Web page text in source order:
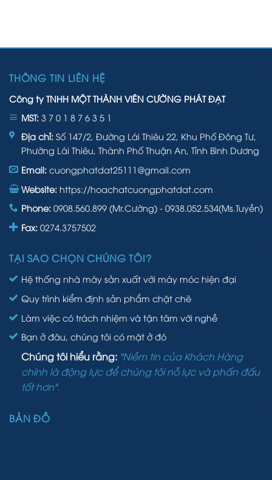
THÔNG TIN LIÊN HỆ
Công ty TNHH MỘT THÀNH VIÊN CƯỜNG PHÁT ĐẠT
MST: 3 7 0 1 8 7 6 3 5 1
Địa chỉ: Số 147/2, Đường Lái Thiêu 22, Khu Phố Đông Tư,
Phường Lái Thiêu, Thành Phố Thuận An, Tỉnh Bình Dương
Email: cuongphatdat25111@gmail.com
Website: https://hoachatcuongphatdat.com
Phone: 0908.560.899 (Mr.Cường) - 0938.052.534(Ms.Tuyền)
Fax: 0274.3757502
TẠI SAO CHỌN CHÚNG TÔI?
Hệ thống nhà máy sản xuất với máy móc hiện đại
Quy trình kiểm định sản phẩm chặt chẽ
Làm việc có trách nhiệm và tận tâm với nghề
Bạn ở đâu, chúng tôi có mặt ở đó
Chúng tôi hiểu rằng: "Niềm tin của Khách Hàng
chính là động lực để chúng tôi nỗ lực và phấn đấu
tốt hơn".
BẢN ĐỒ